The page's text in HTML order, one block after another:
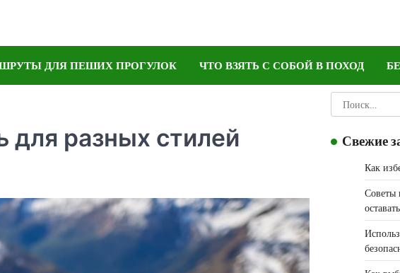
ДЛЯ ПЕШИХ ПРОГУЛОК ЧТО ВЗЯТЬ С СОБОЙ В ПОХОД
для разных стилей
Найти:
Свежие
Как
Советы